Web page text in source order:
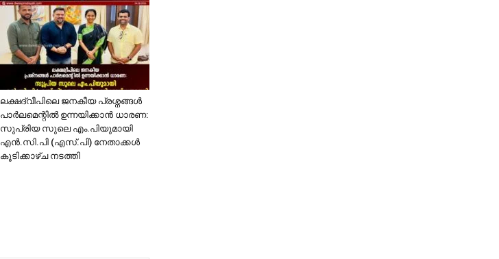
ലക്ഷദ്വീപിലെ ജനകീയ പ്രശ്നങ്ങൾ
പാർലമെന്റിൽ ഉന്നയിക്കാൻ ധാരണ:
സുപ്രിയ സുലെ എം.പിയുമായി
എൻ.സി.പി (എസ്.പി) നേതാക്കൾ
കൂടിക്കാഴ്ച നടത്തി